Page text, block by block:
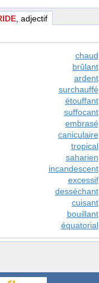
, adjectif
chaud
brûlant
ardent
surchauffé
étouffant
suffocant
embrasé
caniculaire
tropical
saharien
incandescent
excessif
desséchant
cuisant
bouillant
équatorial